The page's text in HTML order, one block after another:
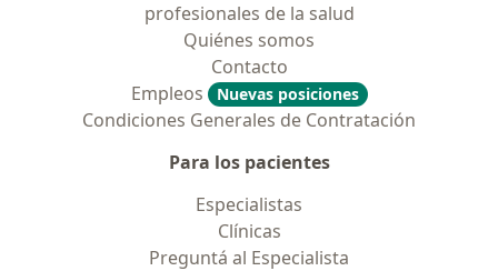
profesionales de la salud
Quiénes somos
Contacto
Empleos
Nuevas posiciones
Condiciones Generales de Contratación
Para los pacientes
Especialistas
Clínicas
Preguntá al Especialista